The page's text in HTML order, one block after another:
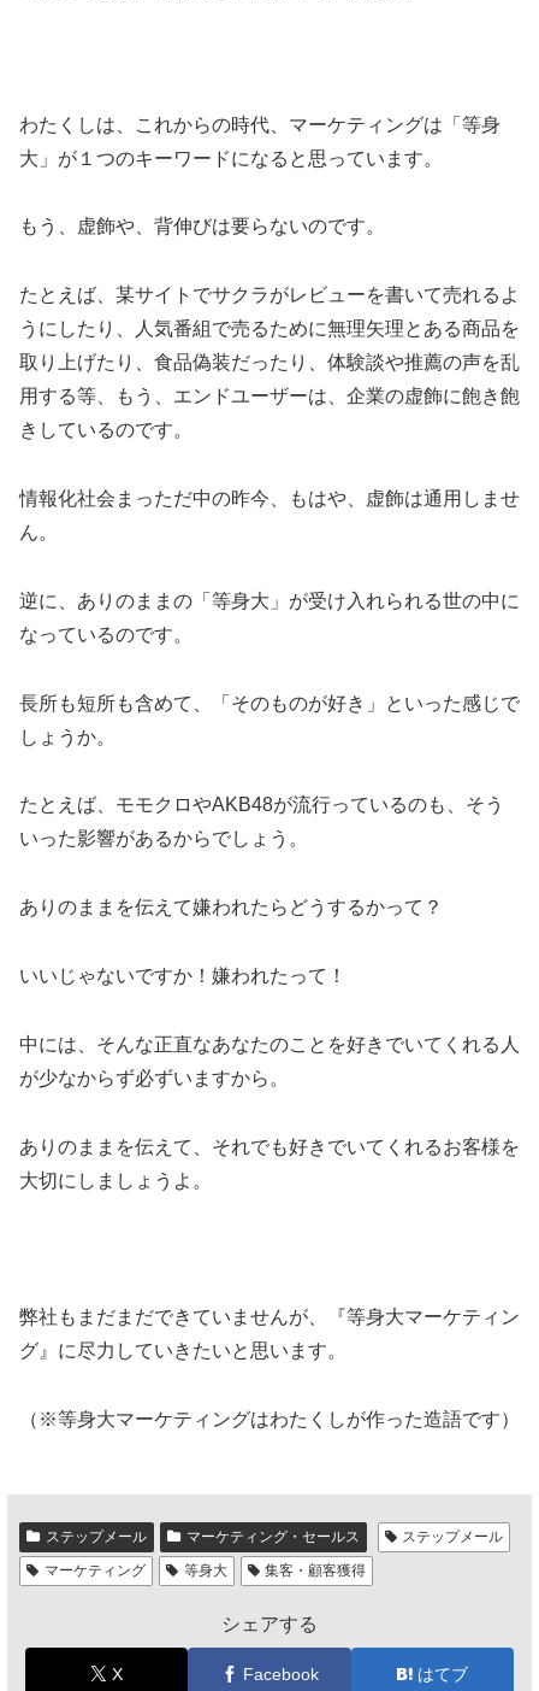
わたくしは、これからの時代、マーケティングは「等身
大」が１つのキーワードになると思っています。
もう、虚飾や、背伸びは要らないのです。
たとえば、某サイトでサクラがレビューを書いて売れるよ
うにしたり、人気番組で売るために無理矢理とある商品を
取り上げたり、食品偽装だったり、体験談や推薦の声を乱
用する等、もう、エンドユーザーは、企業の虚飾に飽き飽
きしているのです。
情報化社会まっただ中の昨今、もはや、虚飾は通用しませ
ん。
逆に、ありのままの「等身大」が受け入れられる世の中に
なっているのです。
長所も短所も含めて、「そのものが好き」といった感じで
しょうか。
たとえば、モモクロやAKB48が流行っているのも、そう
いった影響があるからでしょう。
ありのままを伝えて嫌われたらどうするかって？
いいじゃないですか！嫌われたって！
中には、そんな正直なあなたのことを好きでいてくれる人
が少なからず必ずいますから。
ありのままを伝えて、それでも好きでいてくれるお客様を
大切にしましょうよ。
弊社もまだまだできていませんが、『等身大マーケティン
グ』に尽力していきたいと思います。
（※等身大マーケティングはわたくしが作った造語です）
ステップメール マーケティング・セールス
ステップメール
マーケティング
等身大 集客・顧客獲得
シェアする
X Facebook はてブ